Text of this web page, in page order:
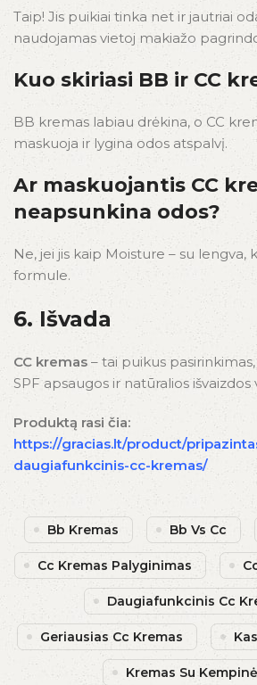
Taip! Jis puikiai tinka net ir jautriai
naudojamas vietoj makiažo
Kuo skiriasi BB ir CC
BB kremas labiau drėkina, o CC
maskuoja ir lygina odos atspalvį.
Ar maskuojantis CC
neapsunkina odos?
Ne, jei jis kaip Moisture – su lengva,
formule.
6. Išvada
CC kremas – tai puikus
SPF apsaugos ir natūralios išvaizdos
Produktą rasi čia:
https://gracias.lt/product/
daugiafunkcinis-cc-kremas/
Bb Kremas Bb Vs Cc
Cc Kremas Palyginimas
Daugiafunkcinis Cc
Geriausias Cc Kremas
Kremas Su